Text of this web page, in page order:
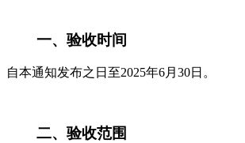
一、验收时间
自本通知发布之日至2025年6月30日。
二、验收范围